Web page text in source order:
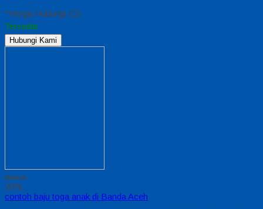
*Harga Hubungi CS
Tersedia
Hubungi Kami
Diskon
20%
contoh baju toga anak di Banda Aceh